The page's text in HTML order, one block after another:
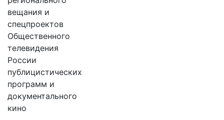
вещания и
спецпроектов
Общественного
телевидения
России
публицистических
программ и
документального
кино